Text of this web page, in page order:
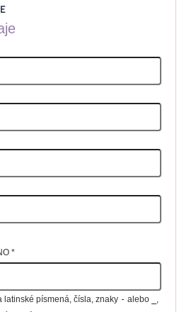
*
latinské písmená, čísla, znaky - alebo